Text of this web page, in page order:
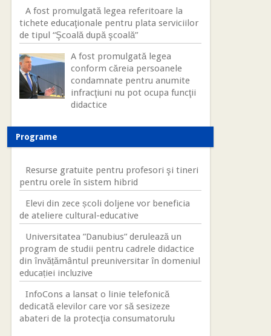
A fost promulgată legea referitoare la
tichete educaţionale pentru plata serviciilor
de tipul “Şcoală după şcoală”
A fost promulgată legea
conform căreia persoanele
condamnate pentru anumite
infracţiuni nu pot ocupa funcţii
didactice
Programe
Resurse gratuite pentru profesori şi tineri
pentru orele în sistem hibrid
Elevi din zece școli doljene vor beneficia
de ateliere cultural-educative
Universitatea ”Danubius” derulează un
program de studii pentru cadrele didactice
din învățământul preuniversitar în domeniul
educației incluzive
InfoCons a lansat o linie telefonică
dedicată elevilor care vor să sesizeze
abateri de la protecţia consumatorulu